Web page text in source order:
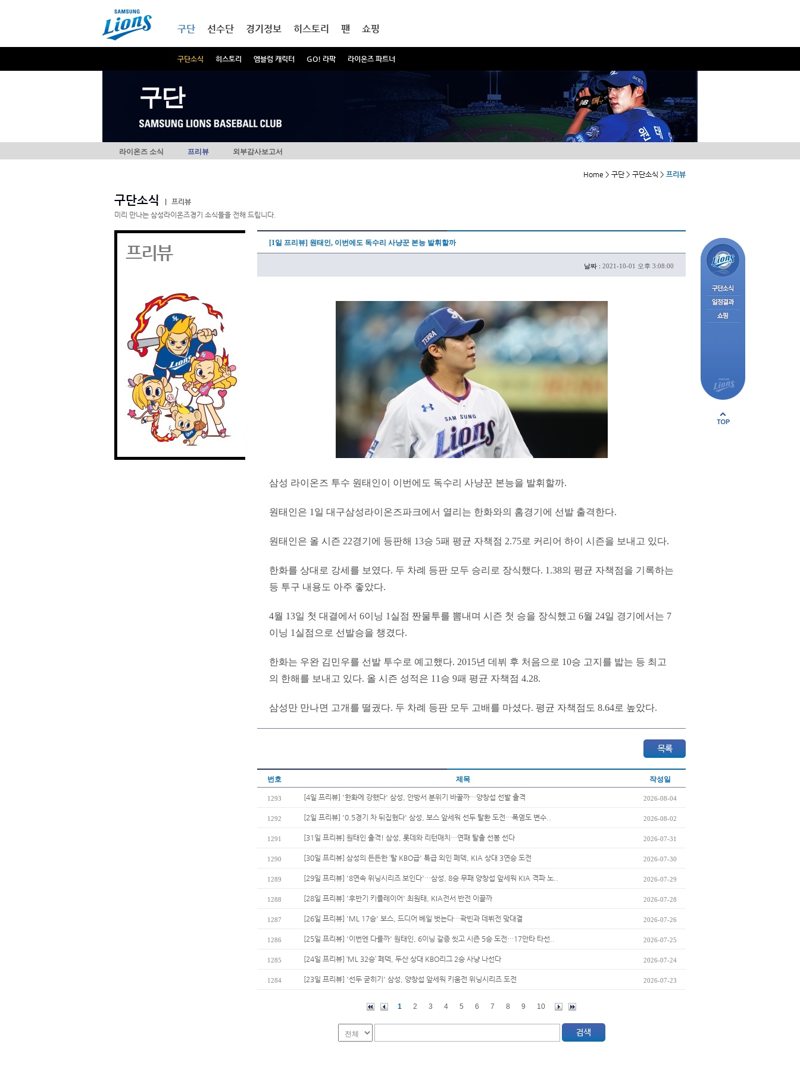
구단
구단소식 히스토리 엠블럼 캐릭터 GO! 라팍 라이온즈 파트너
선수단 경기정보 히스토리 팬 쇼핑
구단
라이온즈 소식 프리뷰 외부감사보고서
Home > 구단 > 구단소식 > 프리뷰
구단소식
프리뷰
미리 만나는 삼성라이온즈경기 소식들을 전해 드립니다.
프리뷰 [1일 프리뷰] 원태인, 이번에도 독수리 사냥꾼 본능 발휘할까
날짜 : 2021-10-01 오후 3:08:00
삼성 라이온즈 투수 원태인이 이번에도 독수리 사냥꾼 본능을 발휘할까.
원태인은 1일 대구삼성라이온즈파크에서 열리는 한화와의 홈경기에 선발 출격한다.
원태인은 올 시즌 22경기에 등판해 13승 5패 평균 자책점 2.75로 커리어 하이 시즌을 보내고 있다.
한화를 상대로 강세를 보였다. 두 차례 등판 모두 승리로 장식했다. 1.38의 평균 자책점을 기록하는
등 투구 내용도 아주 좋았다.
4월 13일 첫 대결에서 6이닝 1실점 짠물투를 뽐내며 시즌 첫 승을 장식했고 6월 24일 경기에서는 7
이닝 1실점으로 선발승을 챙겼다.
한화는 우완 김민우를 선발 투수로 예고했다. 2015년 데뷔 후 처음으로 10승 고지를 밟는 등 최고
의 한해를 보내고 있다. 올 시즌 성적은 11승 9패 평균 자책점 4.28.
삼성만 만나면 고개를 떨궜다. 두 차례 등판 모두 고배를 마셨다. 평균 자책점도 8.64로 높았다.
번호 제목 작성일
1293 [4일 프리뷰] '한화에 강했다' 삼성, 안방서 분위기 바꿀까…양창섭 선발 출격 2026-08-04
1292 [2일 프리뷰] '0.5경기 차 뒤집혔다' 삼성, 보스 앞세워 선두 탈환 도전…폭염도 변수.. 2026-08-02
1291 [31일 프리뷰] 원태인 출격! 삼성, 롯데와 리턴매치…연패 탈출 선봉 선다 2026-07-31
1290 [30일 프리뷰] 삼성의 든든한 ‘탈 KBO급' 특급 외인 페덱, KIA 상대 3연승 도전 2026-07-30
1289 [29일 프리뷰] '8연속 위닝시리즈 보인다'…삼성, 8승 무패 양창섭 앞세워 KIA 격파 노.. 2026-07-29
1288 [28일 프리뷰] '후반기 키플레이어' 최원태, KIA전서 반전 이끌까 2026-07-28
1287 [26일 프리뷰] 'ML 17승' 보스, 드디어 베일 벗는다…곽빈과 데뷔전 맞대결 2026-07-26
1286 [25일 프리뷰] '이번엔 다를까' 원태인, 6이닝 갈증 씻고 시즌 5승 도전…17안타 타선.. 2026-07-25
1285 [24일 프리뷰] ‘ML 32승’ 페덱, 두산 상대 KBO리그 2승 사냥 나선다 2026-07-24
1284 [23일 프리뷰] '선두 굳히기' 삼성, 양창섭 앞세워 키움전 위닝시리즈 도전 2026-07-23
1 2 3 4 5 6 7 8 9 10